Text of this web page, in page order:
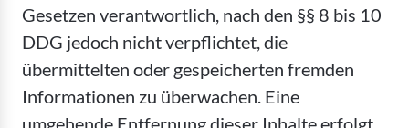
Gesetzen verantwortlich, nach den §§ 8 bis 10
DDG jedoch nicht verpflichtet, die
übermittelten oder gespeicherten fremden
Informationen zu überwachen. Eine
umgehende Entfernung dieser Inhalte erfolgt